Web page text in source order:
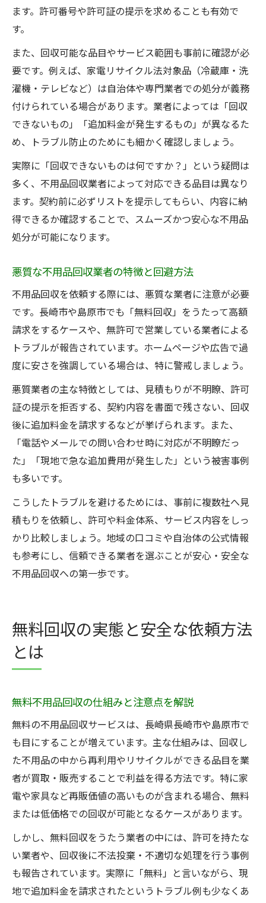
ます。許可番号や許可証の提示を求めることも有効で
す。
また、回収可能な品目やサービス範囲も事前に確認が必
要です。例えば、家電リサイクル法対象品（冷蔵庫・洗
濯機・テレビなど）は自治体や専門業者での処分が義務
付けられている場合があります。業者によっては「回収
できないもの」「追加料金が発生するもの」が異なるた
め、トラブル防止のためにも細かく確認しましょう。
実際に「回収できないものは何ですか？」という疑問は
多く、不用品回収業者によって対応できる品目は異なり
ます。契約前に必ずリストを提示してもらい、内容に納
得できるか確認することで、スムーズかつ安心な不用品
処分が可能になります。
悪質な不用品回収業者の特徴と回避方法
不用品回収を依頼する際には、悪質な業者に注意が必要
です。長崎市や島原市でも「無料回収」をうたって高額
請求をするケースや、無許可で営業している業者による
トラブルが報告されています。ホームページや広告で過
度に安さを強調している場合は、特に警戒しましょう。
悪質業者の主な特徴としては、見積もりが不明瞭、許可
証の提示を拒否する、契約内容を書面で残さない、回収
後に追加料金を請求するなどが挙げられます。また、
「電話やメールでの問い合わせ時に対応が不明瞭だっ
た」「現地で急な追加費用が発生した」という被害事例
も多いです。
こうしたトラブルを避けるためには、事前に複数社へ見
積もりを依頼し、許可や料金体系、サービス内容をしっ
かり比較しましょう。地域の口コミや自治体の公式情報
も参考にし、信頼できる業者を選ぶことが安心・安全な
不用品回収への第一歩です。
無料回収の実態と安全な依頼方法
とは
無料不用品回収の仕組みと注意点を解説
無料の不用品回収サービスは、長崎県長崎市や島原市で
も目にすることが増えています。主な仕組みは、回収し
た不用品の中から再利用やリサイクルができる品目を業
者が買取・販売することで利益を得る方法です。特に家
電や家具など再販価値の高いものが含まれる場合、無料
または低価格での回収が可能となるケースがあります。
しかし、無料回収をうたう業者の中には、許可を持たな
い業者や、回収後に不法投棄・不適切な処理を行う事例
も報告されています。実際に「無料」と言いながら、現
地で追加料金を請求されたというトラブル例も少なくあ